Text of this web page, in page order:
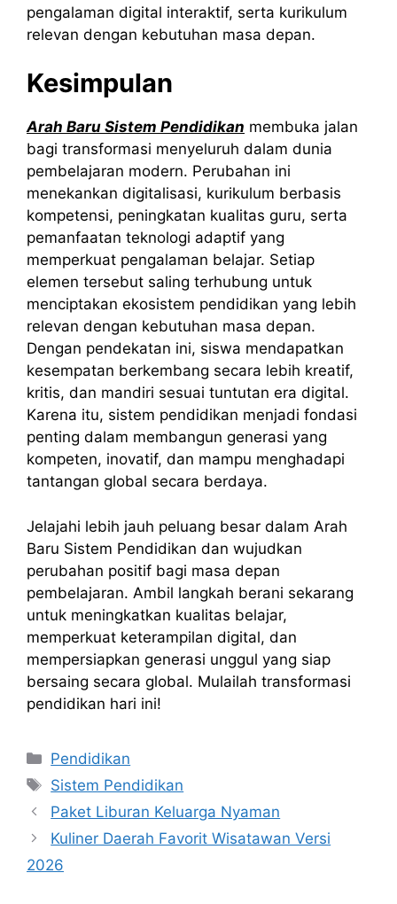
pengalaman digital interaktif, serta kurikulum
relevan dengan kebutuhan masa depan.
Kesimpulan
Arah Baru Sistem Pendidikan membuka jalan
bagi transformasi menyeluruh dalam dunia
pembelajaran modern. Perubahan ini
menekankan digitalisasi, kurikulum berbasis
kompetensi, peningkatan kualitas guru, serta
pemanfaatan teknologi adaptif yang
memperkuat pengalaman belajar. Setiap
elemen tersebut saling terhubung untuk
menciptakan ekosistem pendidikan yang lebih
relevan dengan kebutuhan masa depan.
Dengan pendekatan ini, siswa mendapatkan
kesempatan berkembang secara lebih kreatif,
kritis, dan mandiri sesuai tuntutan era digital.
Karena itu, sistem pendidikan menjadi fondasi
penting dalam membangun generasi yang
kompeten, inovatif, dan mampu menghadapi
tantangan global secara berdaya.
Jelajahi lebih jauh peluang besar dalam Arah
Baru Sistem Pendidikan dan wujudkan
perubahan positif bagi masa depan
pembelajaran. Ambil langkah berani sekarang
untuk meningkatkan kualitas belajar,
memperkuat keterampilan digital, dan
mempersiapkan generasi unggul yang siap
bersaing secara global. Mulailah transformasi
pendidikan hari ini!
Kategori
Pendidikan
Tag
Sistem Pendidikan
Paket Liburan Keluarga Nyaman
Kuliner Daerah Favorit Wisatawan Versi
2026